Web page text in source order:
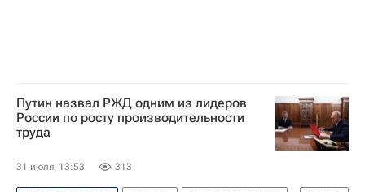
Путин назвал РЖД одним из лидеров
России по росту производительности
труда
31 июля, 13:53 313